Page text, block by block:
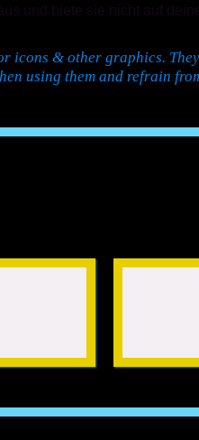
icons & other graphics.
using them and refrain